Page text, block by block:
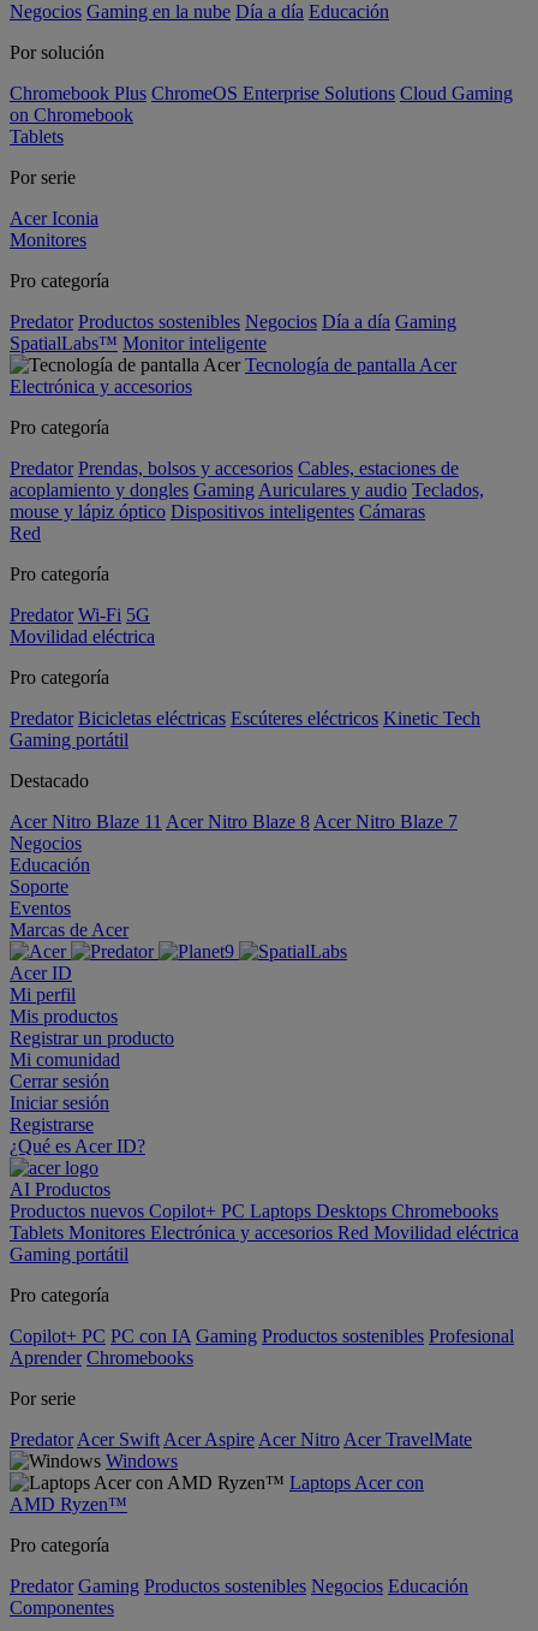
Negocios Gaming en la nube Día a día Educación
Por solución
Chromebook Plus ChromeOS Enterprise Solutions Cloud Gaming
on Chromebook
Tablets
Por serie
Acer Iconia
Monitores
Pro categoría
Predator Productos sostenibles Negocios Día a día Gaming
SpatialLabs™ Monitor inteligente
Tecnología de pantalla Acer
Electrónica y accesorios
Pro categoría
Predator Prendas, bolsos y accesorios Cables, estaciones de
acoplamiento y dongles Gaming Auriculares y audio Teclados,
mouse y lápiz óptico Dispositivos inteligentes Cámaras
Red
Pro categoría
Predator Wi-Fi 5G
Movilidad eléctrica
Pro categoría
Predator Bicicletas eléctricas Escúteres eléctricos Kinetic Tech
Gaming portátil
Destacado
Acer Nitro Blaze 11 Acer Nitro Blaze 8 Acer Nitro Blaze 7
Negocios
Educación
Soporte
Eventos
Marcas de Acer
Acer ID
Mi perfil
Mis productos
Registrar un producto
Mi comunidad
Cerrar sesión
Iniciar sesión
Registrarse
¿Qué es Acer ID?
AI Productos
Productos nuevos Copilot+ PC Laptops Desktops Chromebooks
Tablets Monitores Electrónica y accesorios Red Movilidad eléctrica
Gaming portátil
Pro categoría
Copilot+ PC PC con IA Gaming Productos sostenibles Profesional
Aprender Chromebooks
Por serie
Predator Acer Swift Acer Aspire Acer Nitro Acer TravelMate
Windows
Laptops Acer con
AMD Ryzen™
Pro categoría
Predator Gaming Productos sostenibles Negocios Educación
Componentes